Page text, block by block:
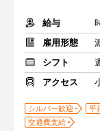
給与
雇用形態
シフト
アクセス
シルバー歓迎 平
交通費支給